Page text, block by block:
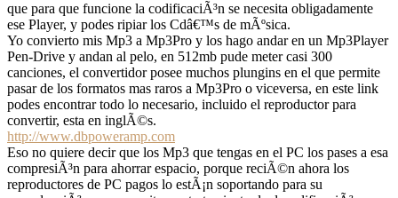
que para que funcione la codificaciÃ³n se necesita obligadamente
ese Player, y podes ripiar los Cdâ€™s de mÃºsica.
Yo convierto mis Mp3 a Mp3Pro y los hago andar en un Mp3Player
Pen-Drive y andan al pelo, en 512mb pude meter casi 300
canciones, el convertidor posee muchos plungins en el que permite
pasar de los formatos mas raros a Mp3Pro o viceversa, en este link
podes encontrar todo lo necesario, incluido el reproductor para
convertir, esta en inglÃ©s.
http://www.dbpoweramp.com
Eso no quiere decir que los Mp3 que tengas en el PC los pases a esa
compresiÃ³n para ahorrar espacio, porque reciÃ©n ahora los
reproductores de PC pagos lo estÃ¡n soportando para su